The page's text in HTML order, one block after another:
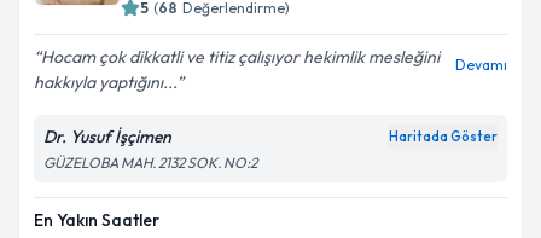
5 (68 Değerlendirme)
Hocam çok dikkatli ve titiz çalışıyor hekimlik mesleğini
hakkıyla yaptığını...
Devamı
Dr. Yusuf İşçimen Haritada Göster
GÜZELOBA MAH. 2132 SOK. NO:2
En Yakın Saatler